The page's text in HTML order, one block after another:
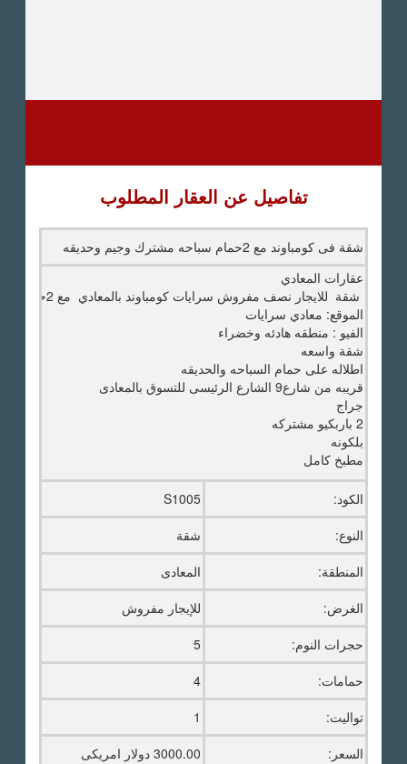
تفاصيل عن العقار المطلوب
شقة فى كومباوند مع 2حمام سباحه مشترك وجيم وحديقه
عقارات المعادي
شقة للايجار نصف مفروش سرايات كومباوند بالمعادي مع 2حمام سباحه مشترك وجيم وحديقه
الموقع: معادي سرايات
الفيو : منطقه هادئه وخضراء
شقة واسعه
اطلاله على حمام السباحه والحديقه
قريبه من شارع9 الشارع الرئيسى للتسوق بالمعادى
جراج
2 باربكيو مشتركه
بلكونه
مطبخ كامل
الكود:
S1005
النوع:
شقة
المنطقة:
المعادى
الغرض:
للإيجار مفروش
حجرات النوم:
5
حمامات:
4
تواليت:
1
السعر:
3000.00 دولار امريكى